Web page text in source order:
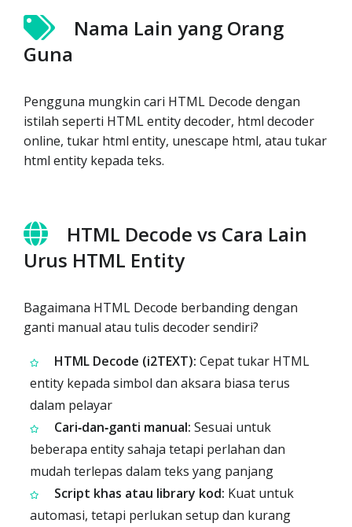
Nama Lain yang Orang
Guna
Pengguna mungkin cari HTML Decode dengan
istilah seperti HTML entity decoder, html decoder
online, tukar html entity, unescape html, atau tukar
html entity kepada teks.
HTML Decode vs Cara Lain
Urus HTML Entity
Bagaimana HTML Decode berbanding dengan
ganti manual atau tulis decoder sendiri?
HTML Decode (i2TEXT): Cepat tukar HTML
entity kepada simbol dan aksara biasa terus
dalam pelayar
Cari‑dan‑ganti manual: Sesuai untuk
beberapa entity sahaja tetapi perlahan dan
mudah terlepas dalam teks yang panjang
Script khas atau library kod: Kuat untuk
automasi, tetapi perlukan setup dan kurang